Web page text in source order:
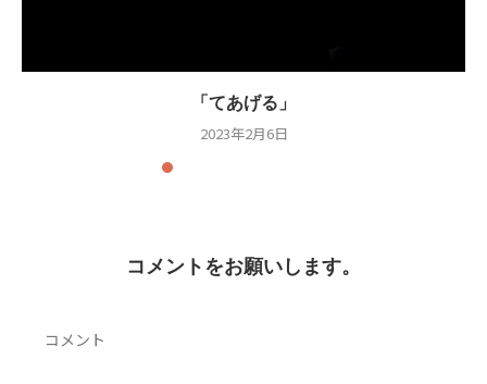
「てあげる」
2023年2月6日
コメントをお願いします。